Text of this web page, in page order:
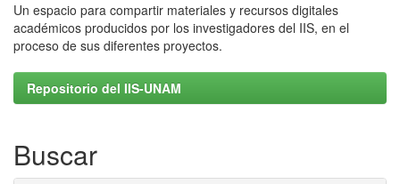
Un espacio para compartir materiales y recursos digitales
académicos producidos por los investigadores del IIS, en el
proceso de sus diferentes proyectos.
Repositorio del IIS-UNAM
Buscar